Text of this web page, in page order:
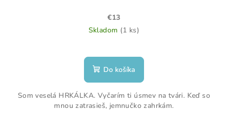
€13
Skladom (1 ks)
Do košíka
Som veselá HRKÁLKA. Vyčarím ti úsmev na tvári. Keď so
mnou zatrasieš, jemnučko zahrkám.